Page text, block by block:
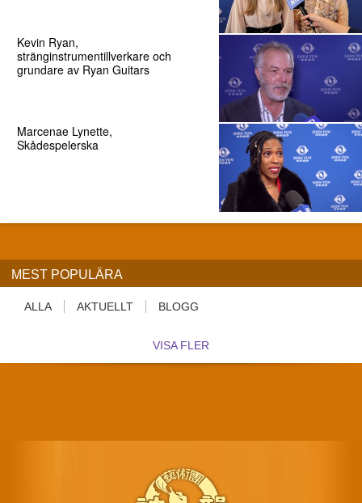
Kevin Ryan,
stränginstrumentillverkare och
grundare av Ryan Guitars
Marcenae Lynette,
Skådespelerska
MEST POPULÄRA
ALLA AKTUELLT BLOGG
VISA FLER